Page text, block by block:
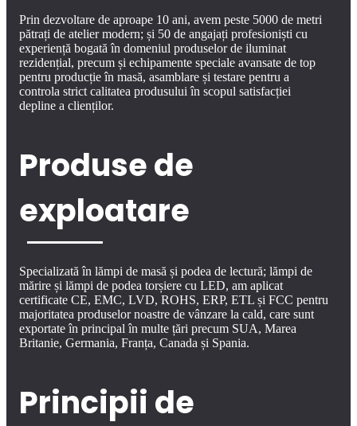
Prin dezvoltare de aproape 10 ani, avem peste 5000 de metri
pătrați de atelier modern; și 50 de angajați profesioniști cu
experiență bogată în domeniul produselor de iluminat
rezidențial, precum și echipamente speciale avansate de top
pentru producție în masă, asamblare și testare pentru a
controla strict calitatea produsului în scopul satisfacției
depline a clienților.
Produse de
exploatare
Specializată în lămpi de masă și podea de lectură; lămpi de
mărire și lămpi de podea torșiere cu LED, am aplicat
certificate CE, EMC, LVD, ROHS, ERP, ETL și FCC pentru
majoritatea produselor noastre de vânzare la cald, care sunt
exportate în principal în multe țări precum SUA, Marea
Britanie, Germania, Franța, Canada și Spania.
Principii de